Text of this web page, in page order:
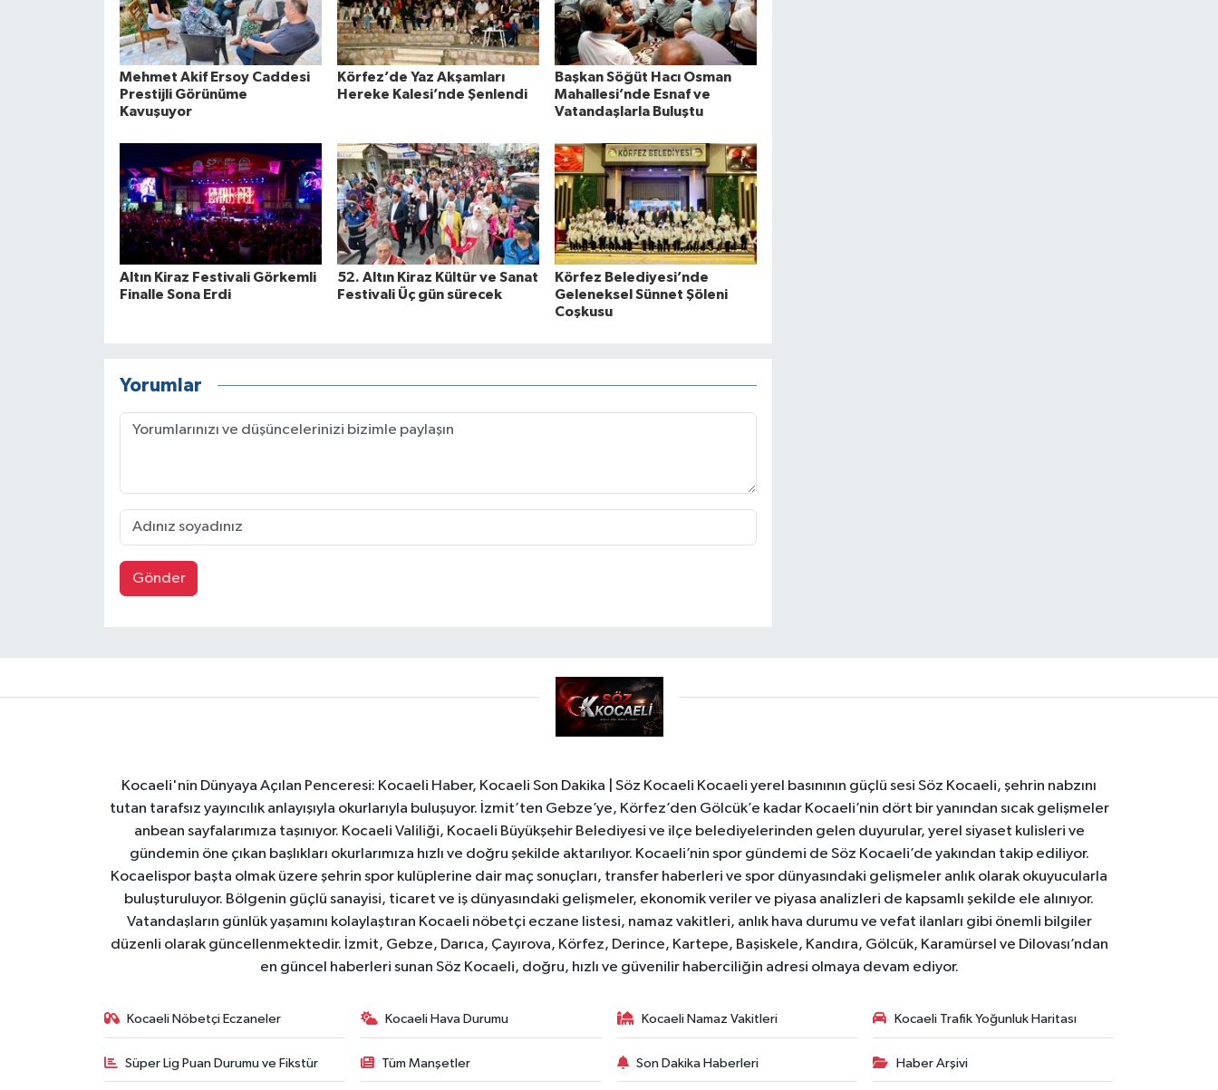
Mehmet Akif Ersoy Caddesi
Prestijli Görünüme
Kavuşuyor
Körfez’de Yaz Akşamları
Hereke Kalesi’nde Şenlendi
Başkan Söğüt Hacı Osman
Mahallesi’nde Esnaf ve
Vatandaşlarla Buluştu
Altın Kiraz Festivali Görkemli
Finalle Sona Erdi
52. Altın Kiraz Kültür ve Sanat
Festivali Üç gün sürecek
Körfez Belediyesi’nde
Geleneksel Sünnet Şöleni
Coşkusu
Yorumlar
Gönder
Kocaeli'nin Dünyaya Açılan Penceresi: Kocaeli Haber, Kocaeli Son Dakika | Söz Kocaeli Kocaeli yerel basınının güçlü sesi Söz Kocaeli, şehrin nabzını
tutan tarafsız yayıncılık anlayışıyla okurlarıyla buluşuyor. İzmit’ten Gebze’ye, Körfez’den Gölcük’e kadar Kocaeli’nin dört bir yanından sıcak gelişmeler
anbean sayfalarımıza taşınıyor. Kocaeli Valiliği, Kocaeli Büyükşehir Belediyesi ve ilçe belediyelerinden gelen duyurular, yerel siyaset kulisleri ve
gündemin öne çıkan başlıkları okurlarımıza hızlı ve doğru şekilde aktarılıyor. Kocaeli’nin spor gündemi de Söz Kocaeli’de yakından takip ediliyor.
Kocaelispor başta olmak üzere şehrin spor kulüplerine dair maç sonuçları, transfer haberleri ve spor dünyasındaki gelişmeler anlık olarak okuyucularla
buluşturuluyor. Bölgenin güçlü sanayisi, ticaret ve iş dünyasındaki gelişmeler, ekonomik veriler ve piyasa analizleri de kapsamlı şekilde ele alınıyor.
Vatandaşların günlük yaşamını kolaylaştıran Kocaeli nöbetçi eczane listesi, namaz vakitleri, anlık hava durumu ve vefat ilanları gibi önemli bilgiler
düzenli olarak güncellenmektedir. İzmit, Gebze, Darıca, Çayırova, Körfez, Derince, Kartepe, Başiskele, Kandıra, Gölcük, Karamürsel ve Dilovası’ndan
en güncel haberleri sunan Söz Kocaeli, doğru, hızlı ve güvenilir haberciliğin adresi olmaya devam ediyor.
Kocaeli Nöbetçi Eczaneler Kocaeli Hava Durumu Kocaeli Namaz Vakitleri Kocaeli Trafik Yoğunluk Haritası
Süper Lig Puan Durumu ve Fikstür Tüm Manşetler Son Dakika Haberleri Haber Arşivi